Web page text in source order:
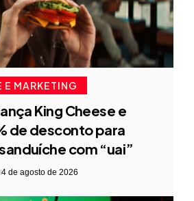
E MARKETING
King Cheese e
de desconto para
com “uai”
4 de agosto de 2026